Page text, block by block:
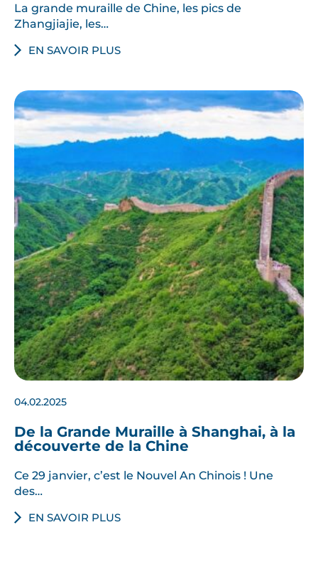
La grande muraille de Chine, les pics de
Zhangjiajie, les…
EN SAVOIR PLUS
04.02.2025
De la Grande Muraille à Shanghai, à la
découverte de la Chine
Ce 29 janvier, c’est le Nouvel An Chinois ! Une
des…
EN SAVOIR PLUS